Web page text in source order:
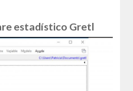
estadístico Gretl